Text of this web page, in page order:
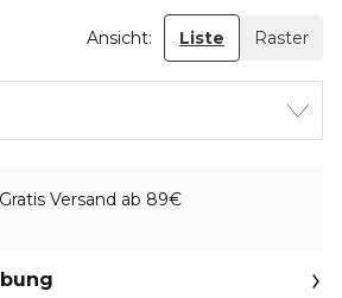
Ansicht: Liste Raster
Gratis Versand ab 89€